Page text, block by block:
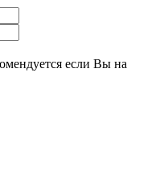
если Вы на